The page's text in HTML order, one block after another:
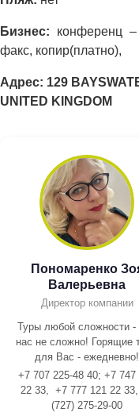
Бизнес: конференц –
факс, копир(платно),
Адрес: 129
UNITED KINGDOM
Пономаренко
Валерьевна
Директор компании
Туры любой сложности -
нас не сложно! Горящие
для Вас - ежедневно!
+7 707 225-48 40; +7 747
22 33, +7 777 121 22
(727) 275-29-00